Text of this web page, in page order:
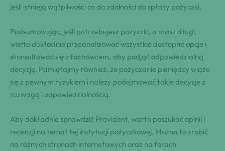
jeśli ‍istnieją wątpliwości co do zdolności do spłaty pożyczki.
Podsumowując, jeśli ​potrzebujesz pożyczki, a masz długi,
warto dokładnie przeanalizować wszystkie dostępne opcje i
skonsultować się z fachowcem, aby​ podjąć odpowiedzialną
decyzję. Pamiętajmy również, że pożyczanie pieniędzy wiąże
się z pewnym ryzykiem i należy podejmować ⁤takie decyzje z
rozwagą i odpowiedzialnością.
Aby dokładnie sprawdzić Provident, warto poszukać opinii i
recenzji na temat tej instytucji pożyczkowej. Można to zrobić
na różnych stronach​ internetowych oraz na forach